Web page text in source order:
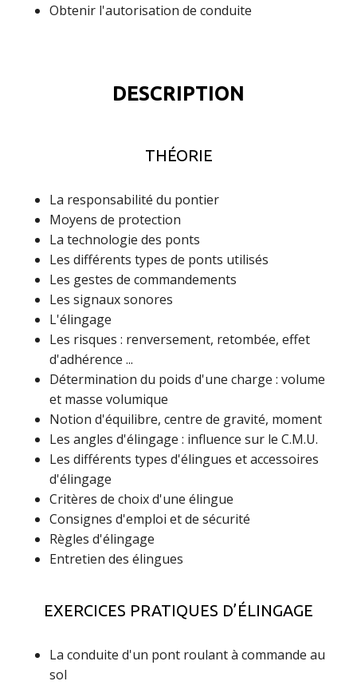
Obtenir l'autorisation de conduite
DESCRIPTION
THÉORIE
La responsabilité du pontier
Moyens de protection
La technologie des ponts
Les différents types de ponts utilisés
Les gestes de commandements
Les signaux sonores
L'élingage
Les risques : renversement, retombée, effet
d'adhérence ...
Détermination du poids d'une charge : volume
et masse volumique
Notion d'équilibre, centre de gravité, moment
Les angles d'élingage : influence sur le C.M.U.
Les différents types d'élingues et accessoires
d'élingage
Critères de choix d'une élingue
Consignes d'emploi et de sécurité
Règles d'élingage
Entretien des élingues
EXERCICES PRATIQUES D’ÉLINGAGE
La conduite d'un pont roulant à commande au
sol